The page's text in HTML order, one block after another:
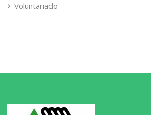
Voluntariado